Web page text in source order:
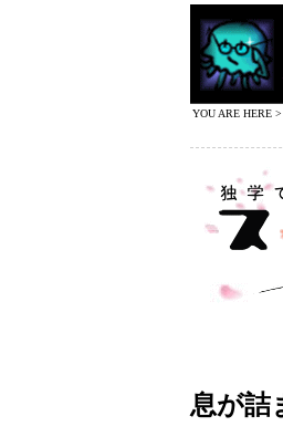
YOU ARE HERE >
息が詰